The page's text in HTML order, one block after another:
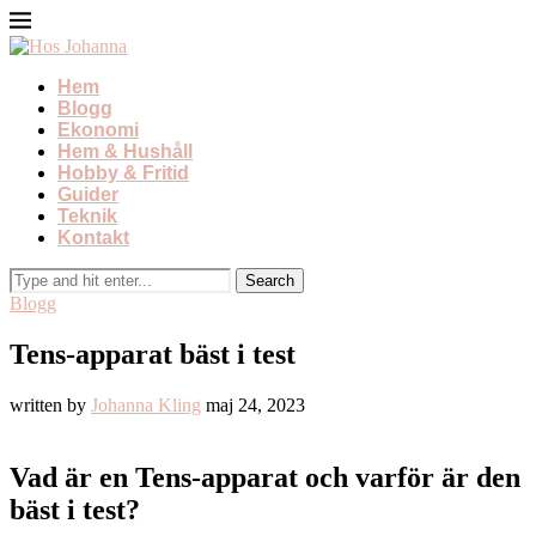
Hem
Blogg
Ekonomi
Hem & Hushåll
Hobby & Fritid
Guider
Teknik
Kontakt
Blogg
Tens-apparat bäst i test
written by Johanna Kling maj 24, 2023
Vad är en Tens-apparat och varför är den
bäst i test?